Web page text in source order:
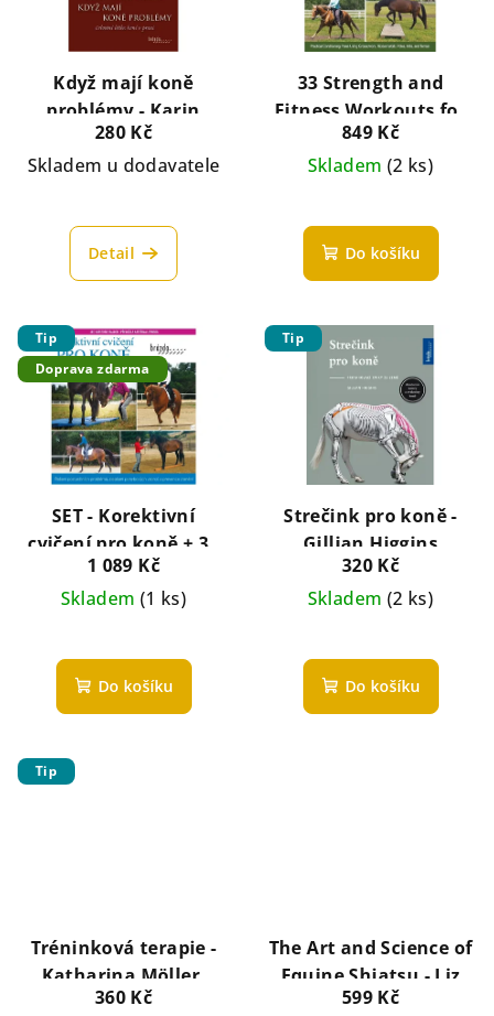
Když mají koně
problémy - Karin
Kattwinkel
280 Kč
Skladem u dodavatele
Detail
33 Strength and
Fitness Workouts for
Horses: Practical
Conditioning Plans
Ridden Work, Poles,
Hills, and Terrain – Jec
Aristotle Ballou
849 Kč
Skladem (2 ks)
Do košíku
Tip
Doprava zdarma
SET - Korektivní
cvičení pro koně + 33
Strength and Fitness
Workouts for Horses:
Plans Using
Groundwork, Ridden
Work, Poles, Hills, and
1 089 Kč
Skladem (1 ks)
Do košíku
Tip
Strečink pro koně -
Gillian Higgins
320 Kč
Skladem (2 ks)
Do košíku
Tip
Tréninková terapie -
Katharina Möller,
Claudia Weingand
360 Kč
The Art and Science of
Equine Shiatsu - Liz
Eddy
599 Kč